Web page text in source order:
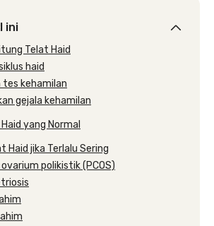
ini
Telat Haid
haid
tes kehamilan
gejala kehamilan
yang Normal
Haid jika Terlalu Sering
polikistik (PCOS)